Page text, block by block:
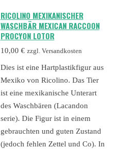
RICOLINO MEXIKANISCHER
WASCHBÄR MEXICAN RACCOON
PROCYON LOTOR
10,00 € zzgl. Versandkosten
Dies ist eine Hartplastikfigur aus
Mexiko von Ricolino. Das Tier
ist eine mexikanische Unterart
des Waschbären (Lacandon
serie). Die Figur ist in einem
gebrauchten und guten Zustand
(jedoch fehlen Zettel und Co). In